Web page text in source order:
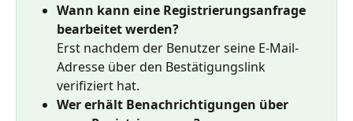
Wann kann eine Registrierungsanfrage
bearbeitet werden?
Erst nachdem der Benutzer seine E-Mail-
Adresse über den Bestätigungslink
verifiziert hat.
Wer erhält Benachrichtigungen über